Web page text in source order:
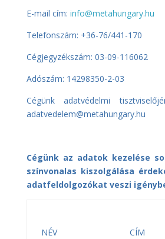
E-mail cím: info@metahungary.hu
Telefonszám: +36-76/441-170
Cégjegyzékszám: 03-09-116062
Adószám: 14298350-2-03
Cégünk adatvédelmi
adatvedelem@metahungary.hu
Cégünk az adatok kezelése
színvonalas kiszolgálása
adatfeldolgozókat veszi
NÉV
CÍM